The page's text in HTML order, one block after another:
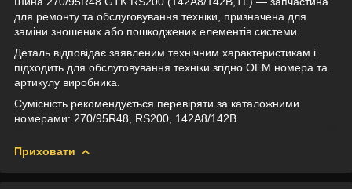
для ремонту та обслуговування техніки, призначена для
заміни зношених або пошкоджених елементів системи.
Деталь відповідає заявленим технічним характеристикам і
підходить для обслуговування техніки згідно OEM номера та
артикулу виробника.
Сумісність рекомендується перевіряти за каталожними
номерами: 270/95R48, RS200, 142A8/142B.
Приховати